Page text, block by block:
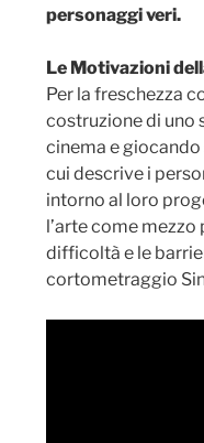
personaggi veri.
Le Motivazioni
Per la freschezza
costruzione di uno
cinema e
cui descrive i
intorno al loro
l’arte come
difficoltà e le
cortometraggio